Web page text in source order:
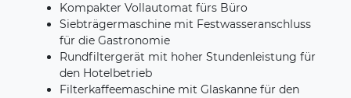
Kompakter Vollautomat fürs Büro
Siebträgermaschine mit Festwasseranschluss
für die Gastronomie
Rundfiltergerät mit hoher Stundenleistung für
den Hotelbetrieb
Filterkaffeemaschine mit Glaskanne für den